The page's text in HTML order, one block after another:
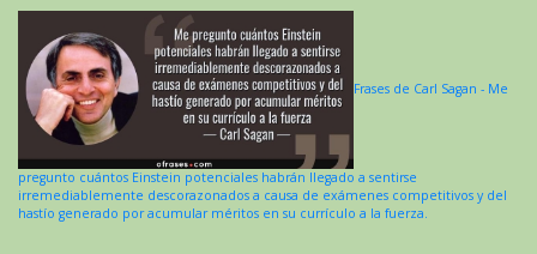
Frases de Carl Sagan - Me
pregunto cuántos Einstein potenciales habrán llegado a sentirse
irremediablemente descorazonados a causa de exámenes competitivos y del
hastío generado por acumular méritos en su currículo a la fuerza.